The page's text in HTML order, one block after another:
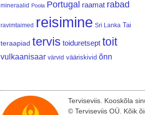
mineraalid Poola Portugal raamat rabad
ravimtaimed reisimine Sri Lanka Tai
teraapiad tervis toiduretsept toit
vulkaanisaar värvid vääriskivid õnn
Terviseviis. Kooskõla
© Terviseviis OÜ. Kõik